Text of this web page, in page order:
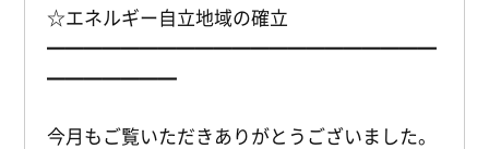
☆エネルギー自立地域の確立
━━━━━━━━━━━━━━━━━━━━━
━━━━━━━
今月もご覧いただきありがとうございました。